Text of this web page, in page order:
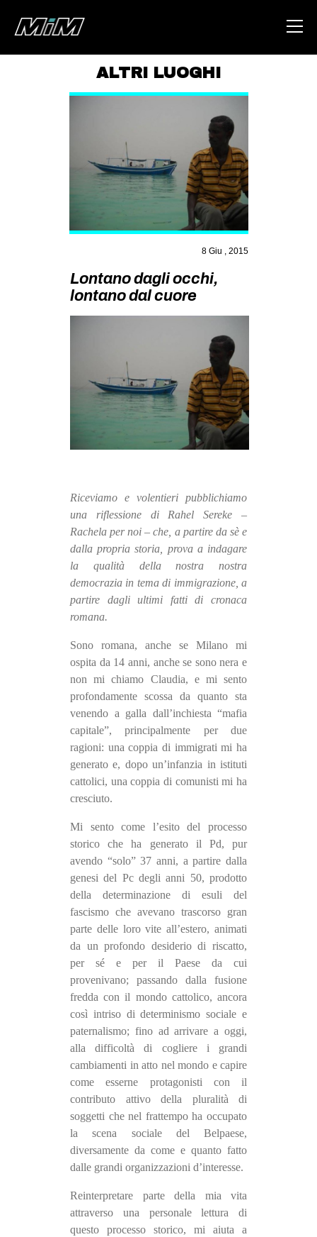
DEGENERAZIONE
GAZA FREESTYLE
CSOA LAMBRETTA
STUDENTI TSUNAMI
ZAM
SPORT POPOLARE
MOVIMENTI
AMBIENTE
DIRITTO ALL’ABITARE
MIGRAZIONI
PRECARIATO
REPRESSIONE
CULTURE
ARTE
CINEMA
MUSICA
RECENSIONI
INTERNAZIONALE
AFRICA
AMERICHE
ESTREMO ORIENTE
EUROPA
MONDO
in
Fb
tw
bsky
ms
SEARCH
ALTRI LUOGHI
8 Giu , 2015
Lontano dagli occhi,
lontano dal cuore
Riceviamo e volentieri pubblichiamo
una riflessione di Rahel Sereke –
Rachela per noi – che, a partire da sè e
dalla propria storia, prova a indagare
la qualità della nostra nostra
democrazia in tema di immigrazione, a
partire dagli ultimi fatti di cronaca
romana.
Sono romana, anche se Milano mi
ospita da 14 anni, anche se sono nera e
non mi chiamo Claudia, e mi sento
profondamente scossa da quanto sta
venendo a galla dall’inchiesta “mafia
capitale”, principalmente per due
ragioni: una coppia di immigrati mi ha
generato e, dopo un’infanzia in istituti
cattolici, una coppia di comunisti mi ha
cresciuto.
Mi sento come l’esito del processo
storico che ha generato il Pd, pur
avendo “solo” 37 anni, a partire dalla
genesi del Pc degli anni 50, prodotto
della determinazione di esuli del
fascismo che avevano trascorso gran
parte delle loro vite all’estero, animati
da un profondo desiderio di riscatto,
per sé e per il Paese da cui
provenivano; passando dalla fusione
fredda con il mondo cattolico, ancora
così intriso di determinismo sociale e
paternalismo; fino ad arrivare a oggi,
alla difficoltà di cogliere i grandi
cambiamenti in atto nel mondo e capire
come esserne protagonisti con il
contributo attivo della pluralità di
soggetti che nel frattempo ha occupato
la scena sociale del Belpaese,
diversamente da come e quanto fatto
dalle grandi organizzazioni d’interesse.
Reinterpretare parte della mia vita
attraverso una personale lettura di
questo processo storico, mi aiuta a